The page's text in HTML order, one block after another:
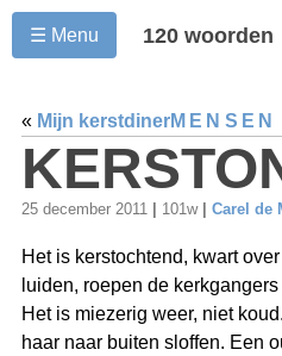
☰ Menu 120 woorden
« Mijn kerstdinerMENSEN
25 december 2011 101w Carel de
Het is kerstochtend, kwart
luiden, roepen de
Het is miezerig weer, niet
haar naar buiten sloffen. Een